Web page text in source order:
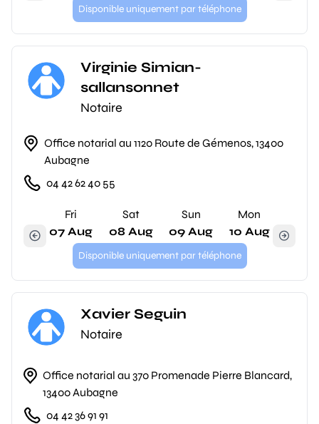
Disponible uniquement par téléphone
Virginie Simian-
sallansonnet
Notaire
Office notarial au 1120 Route de Gémenos, 13400
Aubagne
04 42 62 40 55
Fri
07 Aug
Sat
08 Aug
Sun
09 Aug
Mon
10 Aug
Disponible uniquement par téléphone
Xavier Seguin
Notaire
Office notarial au 370 Promenade Pierre Blancard,
13400 Aubagne
04 42 36 91 91